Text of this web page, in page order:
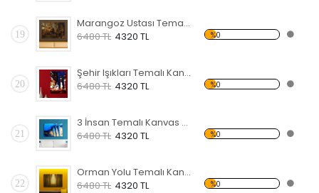
19
Marangoz Ustası Temalı Kanvas Tablo
6480 TL 4320 TL %0
20
Şehir Işıkları Temalı Kanvas Tablo
6480 TL 4320 TL %0
21
3 İnsan Temalı Kanvas Tablo
6480 TL 4320 TL %0
22
Orman Yolu Temalı Kanvas Tablo
6480 TL 4320 TL %0